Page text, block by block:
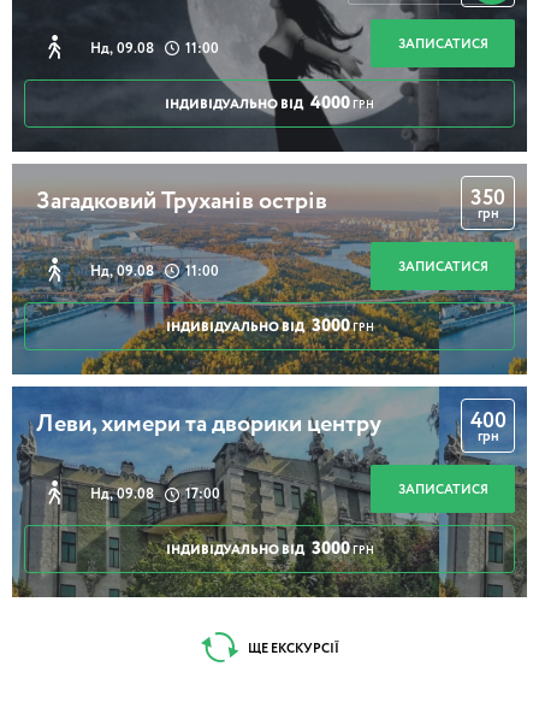
Нд, 09.08 11:00 ЗАПИСАТИСЯ
ІНДИВІДУАЛЬНО ВІД 4000 ГРН
Загадковий Труханів острів
Нд, 09.08 11:00
350
грн
ЗАПИСАТИСЯ
ІНДИВІДУАЛЬНО ВІД 3000 ГРН
Леви, химери та дворики центру
Нд, 09.08 17:00
400
грн
ЗАПИСАТИСЯ
ІНДИВІДУАЛЬНО ВІД 3000 ГРН
ЩЕ ЕКСКУРСІЇ